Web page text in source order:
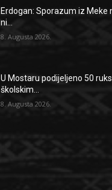
Erdogan: Sporazum iz Meke
ni...
8. Augusta 2026.
U Mostaru podijeljeno 50
školskim...
8. Augusta 2026.